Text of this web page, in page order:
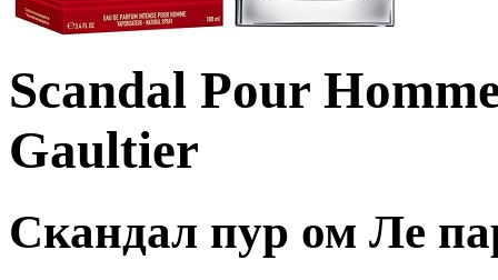
Scandal Pour
Gaultier
Скандал пур ом Ле